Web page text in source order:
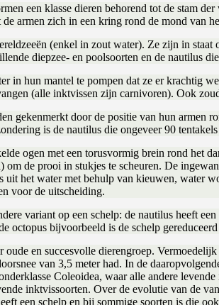
een klasse dieren behorend tot de stam
armen zich in een kring rond de mond van
(enkel in zout water). Ze zijn in staat
diepzee- en poolsoorten en de nautilus
in hun mantel te pompen dat ze er krachtig
(alle inktvissen zijn carnivoren). Ook
gekenmerkt door de positie van hun armen
is de nautilus die ongeveer 90
ogen met een torusvormig brein rond het
om de prooi in stukjes te scheuren. De
uit het water met behulp van kieuwen, water
voor de uitscheiding.
variant op een schelp: de nautilus heeft
octopus bijvoorbeeld is de schelp
en succesvolle dierengroep.
van 3,5 meter had. In de
Coleoidea, waar alle andere
inktvissoorten. Over de evolutie van de
een schelp en bij sommige soorten is die